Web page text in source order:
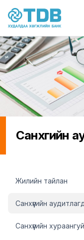
Skip to main content
Санхүүгийн
Жилийн тайлан
Санхүүгийн
Санхүүгийн